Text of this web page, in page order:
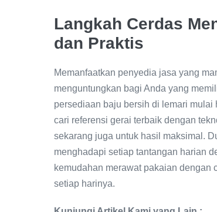
Langkah Cerdas
dan Praktis
Memanfaatkan penyedia jasa yang
menguntungkan bagi Anda yang
persediaan baju bersih di lemari
cari referensi gerai terbaik dengan
sekarang juga untuk hasil maksimal.
menghadapi setiap tantangan harian
kemudahan merawat pakaian dengan
setiap harinya.